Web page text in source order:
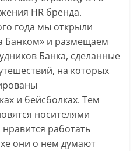
HR бренда.
года мы открыли
Банком» и размещаем
Банка, сделанные
на которых
и бейсболках. Тем
носителями
работать
они о нем думают